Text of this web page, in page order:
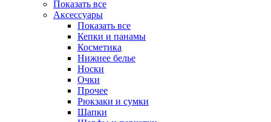
Показать все
Аксессуары
Показать все
Кепки и панамы
Косметика
Нижнее белье
Носки
Очки
Прочее
Рюкзаки и сумки
Шапки